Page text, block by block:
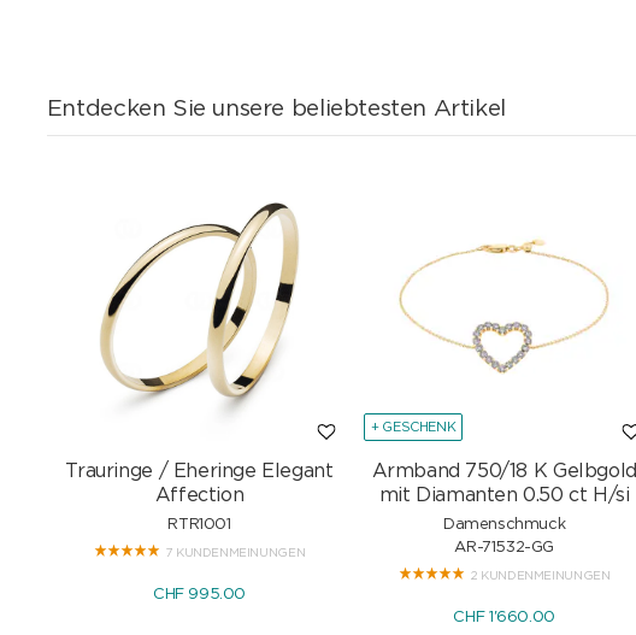
Entdecken Sie unsere beliebtesten Artikel
Trauringe / Eheringe Elegant
Affection
RTR1001
7 KUNDENMEINUNGEN
CHF 995.00
+ GESCHENK
Armband 750/18 K Gelbgold
mit Diamanten 0.50 ct H/si
Damenschmuck
AR-71532-GG
2 KUNDENMEINUNGEN
CHF 1'660.00